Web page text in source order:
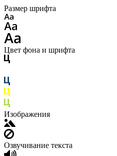
Размер шрифта
Цвет фона и шрифта
Изображения
Озвучивание текста